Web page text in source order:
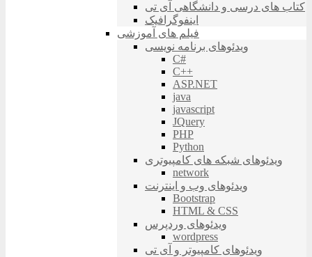
کتاب های درسی و دانشگاهی آی تی
اینفوگرافیک
فیلم های آموزشی
ویدئوهای برنامه نویسی
C#
C++
ASP.NET
java
javascript
JQuery
PHP
Python
ویدئوهای شبکه های کامپیوتری
network
ویدئوهای وب و اینترنت
Bootstrap
HTML & CSS
ویدئوهای وردپرس
wordpress
ویدئوهای کامپیوتر و آی تی